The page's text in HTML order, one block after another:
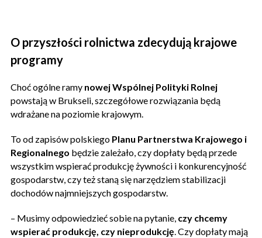
O przyszłości rolnictwa zdecydują krajowe
programy
Choć ogólne ramy nowej Wspólnej Polityki Rolnej
powstają w Brukseli, szczegółowe rozwiązania będą
wdrażane na poziomie krajowym.
To od zapisów polskiego Planu Partnerstwa Krajowego i
Regionalnego będzie zależało, czy dopłaty będą przede
wszystkim wspierać produkcję żywności i konkurencyjność
gospodarstw, czy też staną się narzędziem stabilizacji
dochodów najmniejszych gospodarstw.
– Musimy odpowiedzieć sobie na pytanie, czy chcemy
wspierać produkcję, czy nieprodukcję. Czy dopłaty mają